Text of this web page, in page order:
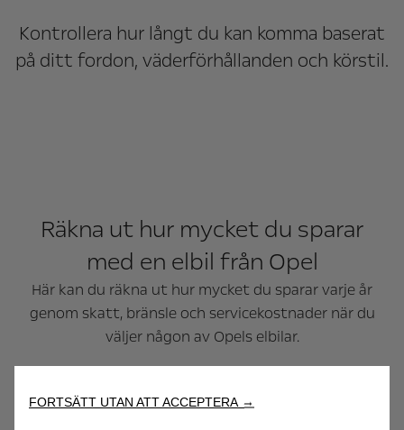
Kontrollera hur långt du kan komma baserat
på ditt fordon, väderförhållanden och körstil.
Räkna ut hur mycket du sparar
med en elbil från Opel
Här kan du räkna ut hur mycket du sparar varje år
genom skatt, bränsle och servicekostnader när du
väljer någon av Opels elbilar.
FORTSÄTT UTAN ATT ACCEPTERA →